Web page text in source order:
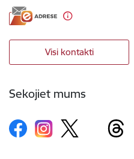
Visi kontakti
Sekojiet mums